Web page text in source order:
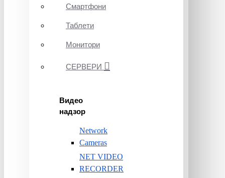
Смартфони
Таблети
Монитори
СЕРВЕРИ
Видео
надзор
Network
Cameras
NET VIDEO
RECORDER